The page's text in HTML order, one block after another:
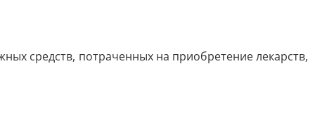
средств, потраченных на приобретение лекарств,